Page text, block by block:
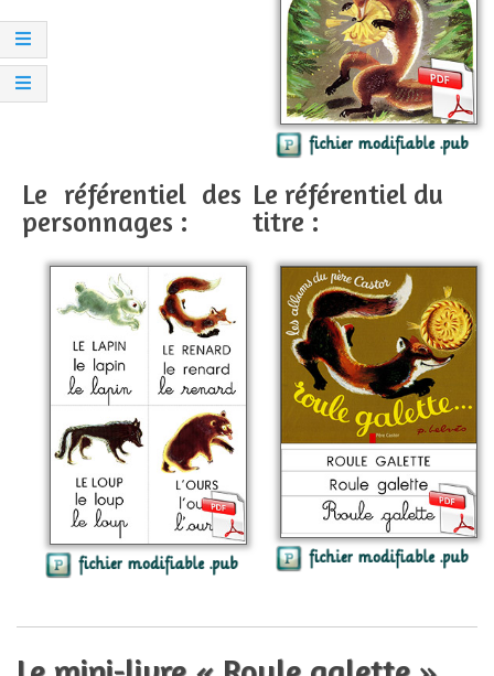
Le référentiel des
personnages :
Le référentiel du
titre :